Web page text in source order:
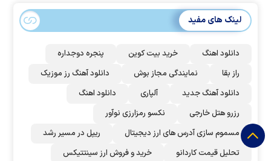
لینک های مفید
دانلود اهنگ خرید بیت کوین
پنجره دوجداره
راز بقا
نمایندگی مجاز بوش
دانلود آهنگ رز‌ موزیک
دانلود آهنگ جدید
آلپاری
دانلود اهنگ
رزرو هتل خارجی
نکسو رمزارزی نوآور
مسموم سازی آدرس های ارز دیجیتال
ریپل در مسیر رشد
تحلیل قیمت کاردانو
خرید و فروش ارز سینتتیکس